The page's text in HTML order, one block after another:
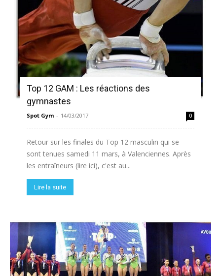
Top 12 GAM : Les réactions des
gymnastes
Spot Gym - 14/03/2017 0
Retour sur les finales du Top 12 masculin qui se
sont tenues samedi 11 mars, à Valenciennes. Après
les entraîneurs (lire ici), c'est au...
Lire la suite